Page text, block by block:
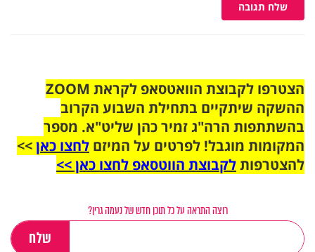
שלח תגובה
הצטרפו לקבוצת הוואטסאפ לקראת ZOOM
ההשקה שיתקיים בתחילת השבוע הקרוב
בהשתתפות הרה"ג זמיר כהן שליט"א. מספר
המקומות מוגבל! לפרטים על המיזם לחצו כאן>>
להצטרפותלקבוצת הווטסאפ לחצו כאן >>
רוצה התראה על כל תוכן חדש של נעמה גרין?